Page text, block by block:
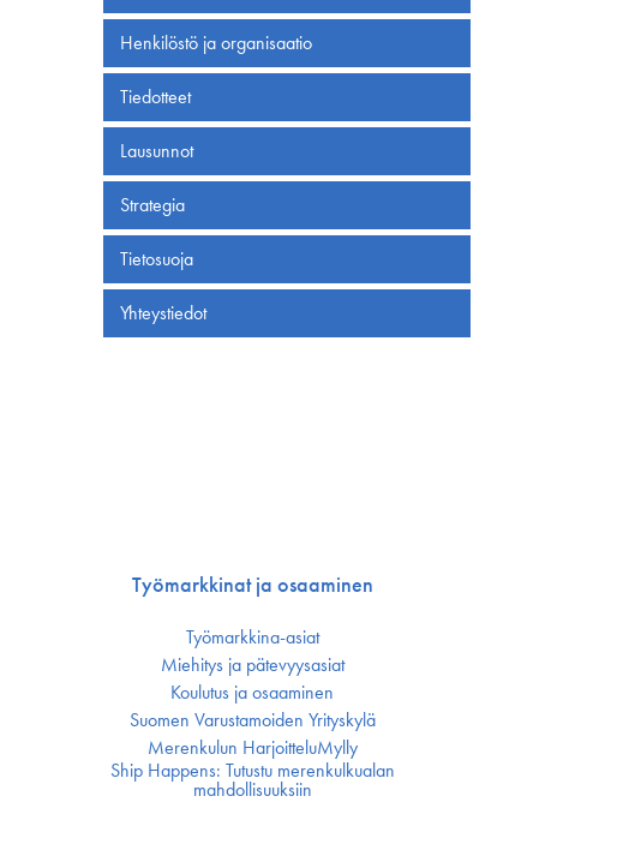
Henkilöstö ja organisaatio
Tiedotteet
Lausunnot
Strategia
Tietosuoja
Yhteystiedot
Työmarkkinat ja osaaminen
Työmarkkina-asiat
Miehitys ja pätevyys­asiat
Koulutus ja osaaminen
Suomen Varustamoiden Yrityskylä
Merenkulun HarjoitteluMylly
Ship Happens: Tutustu merenkulkualan
mahdollisuuksiin